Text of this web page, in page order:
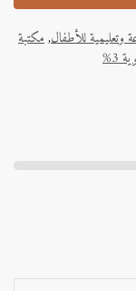
للأطفال,مكتبة